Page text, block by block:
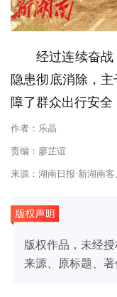
经过连续奋
隐患彻底消除，
障了群众出行安全
作者：乐晶
责编：廖芷谊
来源：湖南日报·新湖南客
版权作品，未经
来源、原标题、著